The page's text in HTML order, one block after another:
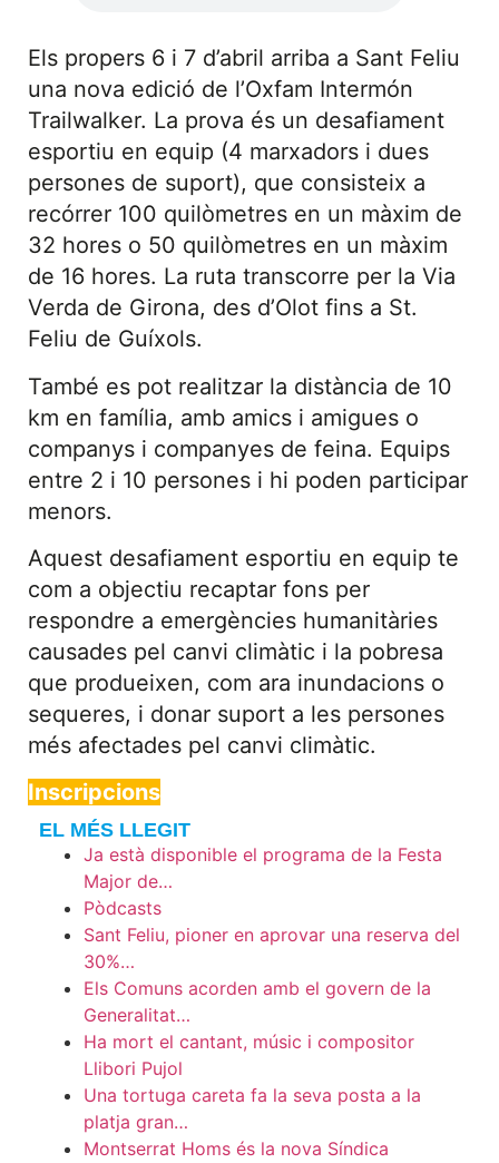
Els propers 6 i 7 d’abril arriba a Sant Feliu
una nova edició de l’Oxfam Intermón
Trailwalker. La prova és un desafiament
esportiu en equip (4 marxadors i dues
persones de suport), que consisteix a
recórrer 100 quilòmetres en un màxim de
32 hores o 50 quilòmetres en un màxim
de 16 hores. La ruta transcorre per la Via
Verda de Girona, des d’Olot fins a St.
Feliu de Guíxols.
També es pot realitzar la distància de 10
km en família, amb amics i amigues o
companys i companyes de feina. Equips
entre 2 i 10 persones i hi poden participar
menors.
Aquest desafiament esportiu en equip te
com a objectiu recaptar fons per
respondre a emergències humanitàries
causades pel canvi climàtic i la pobresa
que produeixen, com ara inundacions o
sequeres, i donar suport a les persones
més afectades pel canvi climàtic.
Inscripcions
EL MÉS LLEGIT
Ja està disponible el programa de la Festa
Major de…
Pòdcasts
Sant Feliu, pioner en aprovar una reserva del
30%…
Els Comuns acorden amb el govern de la
Generalitat…
Ha mort el cantant, músic i compositor
Llibori Pujol
Una tortuga careta fa la seva posta a la
platja gran…
Montserrat Homs és la nova Síndica